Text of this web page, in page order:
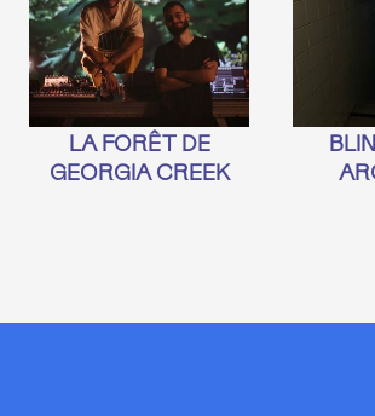
LA FORÊT DE
GEORGIA CREEK